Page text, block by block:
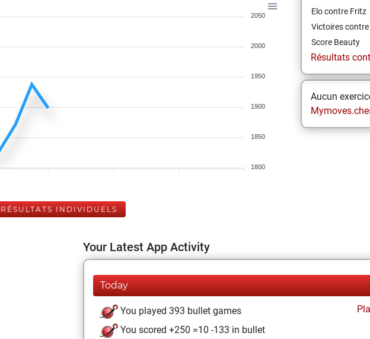
2050
2000
1950
1900
1850
1800
Elo contre Fritz
Victoires contre
Score Beauty
Résultats
Aucun
RÉSULTATS INDIVIDUELS
Your Latest App Activity
Today
You played 393 bullet games
You scored +250 =10 -133 in bullet